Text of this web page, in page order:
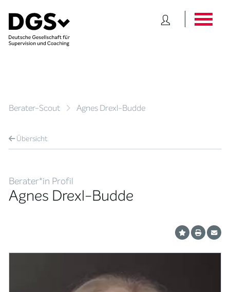
Berater-Scout Agnes Drexl-Budde
Übersicht
Berater*in Profil
Agnes Drexl-Budde